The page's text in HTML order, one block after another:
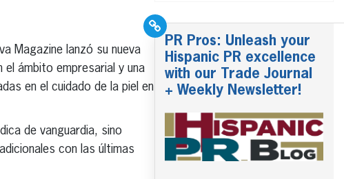
Magazine lanzó su nueva
ámbito empresarial y una
en el cuidado de la piel en
de vanguardia, sino
con las últimas
PR Pros: Unleash your
Hispanic PR excellence
with our Trade Journal
+ Weekly Newsletter!